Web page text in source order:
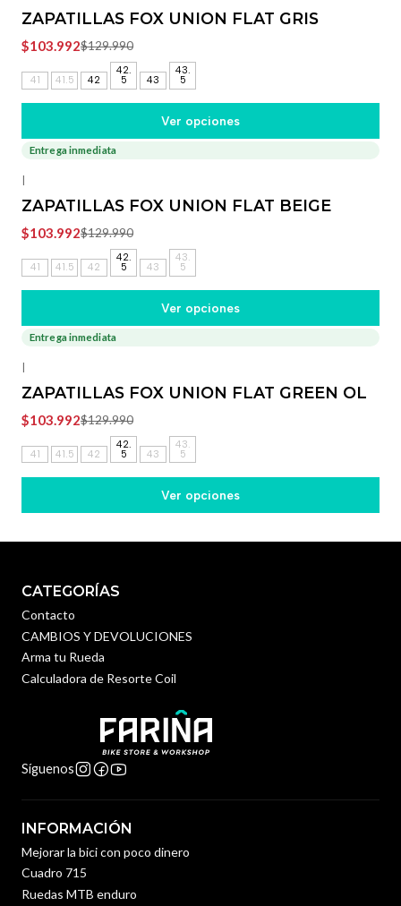
ZAPATILLAS FOX UNION FLAT GRIS
$103.992$129.990
41 41.5 42
42.
5 43
43.
5
Ver opciones
Entrega inmediata
|
ZAPATILLAS FOX UNION FLAT BEIGE
$103.992$129.990
41 41.5 42
42.
5 43
43.
5
Ver opciones
Entrega inmediata
|
ZAPATILLAS FOX UNION FLAT GREEN OL
$103.992$129.990
41 41.5 42
42.
5 43
43.
5
Ver opciones
CATEGORÍAS
Contacto
CAMBIOS Y DEVOLUCIONES
Arma tu Rueda
Calculadora de Resorte Coil
Síguenos
INFORMACIÓN
Mejorar la bici con poco dinero
Cuadro 715
Ruedas MTB enduro